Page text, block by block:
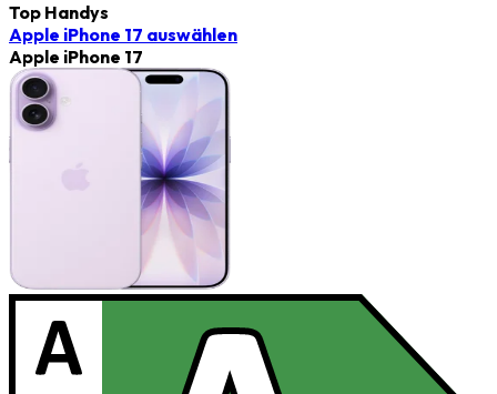
Top Handys
Apple iPhone 17 auswählen
Apple iPhone 17